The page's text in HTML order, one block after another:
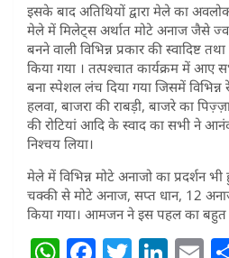
इसके बाद अतिथियों द्वारा मेले का
मेले में मिलेट्स अर्थात मोटे अनाज जैसे
बनने वाली विभिन्न प्रकार की स्वादिष्ट
किया गया । तत्पश्चात कार्यक्रम में आए
बना स्पेशल लंच दिया गया जिसमें विभिन्न
हलवा, बाजरा की राबड़ी, बाजरे का
की रोटियां आदि के स्वाद का सभी ने
निश्चय लिया।
मेले में विभिन्न मोटे अनाजो का प्रदर्शन
चक्की से मोटे अनाज, सप्त धान, 12
किया गया। आमजन ने इस पहल का बहुत